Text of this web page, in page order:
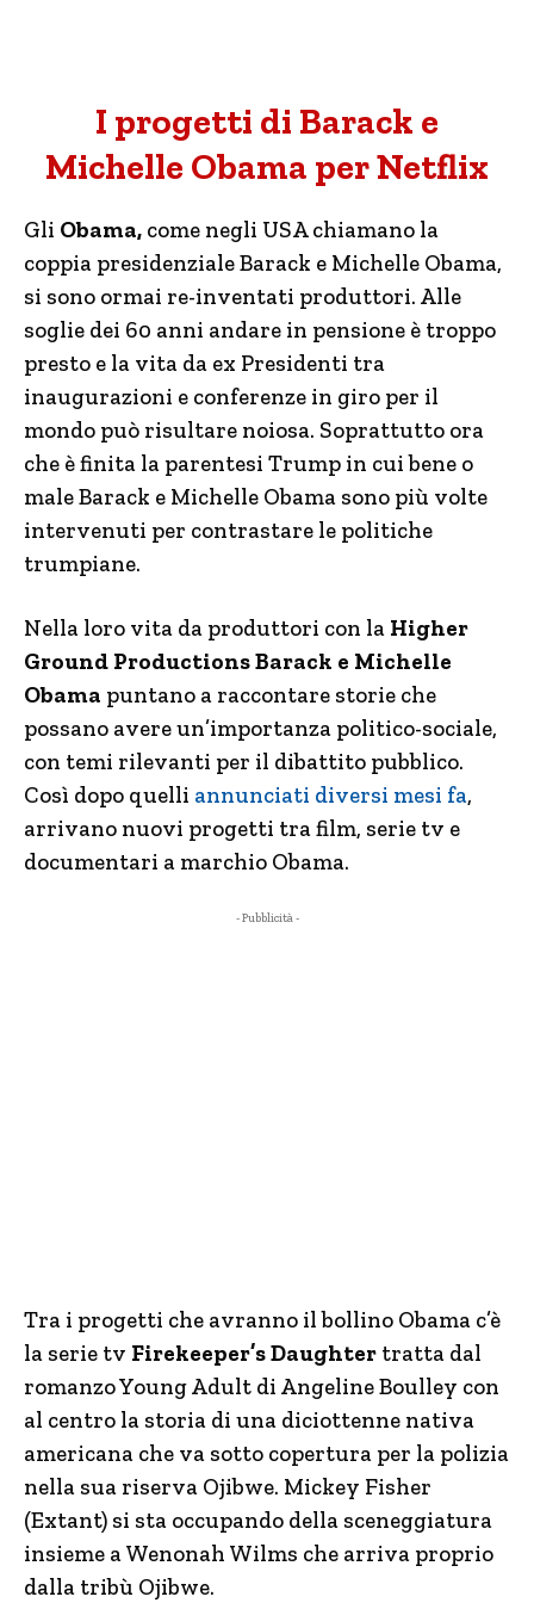
I progetti di Barack e
Michelle Obama per Netflix
Gli Obama, come negli USA chiamano la
coppia presidenziale Barack e Michelle Obama,
si sono ormai re-inventati produttori. Alle
soglie dei 60 anni andare in pensione è troppo
presto e la vita da ex Presidenti tra
inaugurazioni e conferenze in giro per il
mondo può risultare noiosa. Soprattutto ora
che è finita la parentesi Trump in cui bene o
male Barack e Michelle Obama sono più volte
intervenuti per contrastare le politiche
trumpiane.
Nella loro vita da produttori con la Higher
Ground ProductionsBarack e Michelle
Obama puntano a raccontare storie che
possano avere un’importanza politico-sociale,
con temi rilevanti per il dibattito pubblico.
Così dopo quelli annunciati diversi mesi fa,
arrivano nuovi progetti tra film, serie tv e
documentari a marchio Obama.
- Pubblicità -
Tra i progetti che avranno il bollino Obama c’è
la serie tv Firekeeper’s Daughter tratta dal
romanzo Young Adult di Angeline Boulley con
al centro la storia di una diciottenne nativa
americana che va sotto copertura per la polizia
nella sua riserva Ojibwe. Mickey Fisher
(Extant) si sta occupando della sceneggiatura
insieme a Wenonah Wilms che arriva proprio
dalla tribù Ojibwe.